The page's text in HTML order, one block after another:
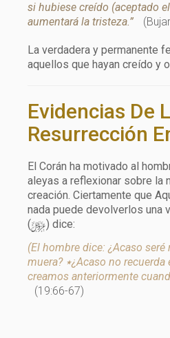
si hubiese creído (aceptado
aumentará la tristeza.”
La verdadera y permanente
aquellos que hayan creído y
Evidencias De
Resurrección
El Corán ha motivado al
aleyas a reflexionar sobre la
creación. Ciertamente que
nada puede devolverlos una
(y) dice:
(El hombre dice: ¿Acaso
muera? ٭¿Acaso no recuerda el hombre que le
creamos anteriormente
(19:66-67)